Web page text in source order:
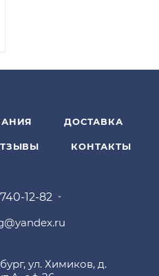
ДОСТАВКА
КОНТАКТЫ
12-82
ул. Химиков, д.